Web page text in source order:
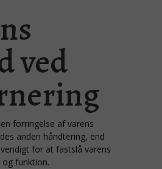
ved
forringelse af varens
anden håndtering, end
for at fastslå varens
og funktion.